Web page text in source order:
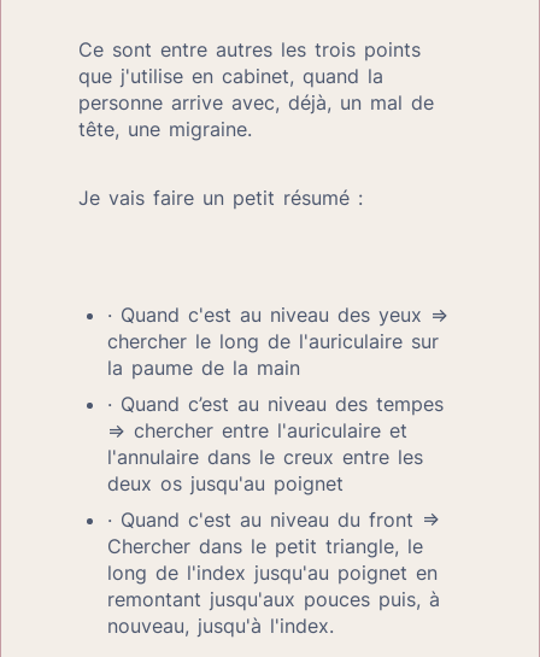
Ce sont entre autres les trois points
que j'utilise en cabinet, quand la
personne arrive avec, déjà, un mal de
tête, une migraine.
Je vais faire un petit résumé :
· Quand c'est au niveau des yeux =>
chercher le long de l'auriculaire sur
la paume de la main
· Quand c’est au niveau des tempes
=> chercher entre l'auriculaire et
l'annulaire dans le creux entre les
deux os jusqu'au poignet
· Quand c'est au niveau du front =>
Chercher dans le petit triangle, le
long de l'index jusqu'au poignet en
remontant jusqu'aux pouces puis, à
nouveau, jusqu'à l'index.